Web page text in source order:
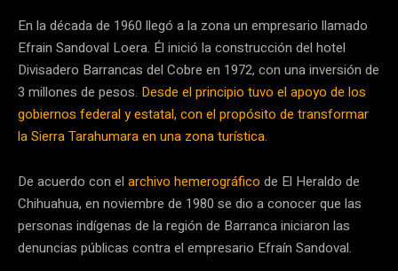
En la década de 1960 llegó a la zona un empresario llamado
Efrain Sandoval Loera. Él inició la construcción del hotel
Divisadero Barrancas del Cobre en 1972, con una inversión de
3 millones de pesos. Desde el principio tuvo el apoyo de los
gobiernos federal y estatal, con el propósito de transformar
la Sierra Tarahumara en una zona turística.
De acuerdo con el archivo hemerográfico de El Heraldo de
Chihuahua, en noviembre de 1980 se dio a conocer que las
personas indígenas de la región de Barranca iniciaron las
denuncias públicas contra el empresario Efraín Sandoval.